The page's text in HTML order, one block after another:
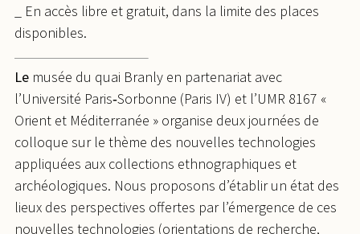
_ En accès libre et gratuit, dans la limite des places
disponibles.
Le musée du quai Branly en partenariat avec
l’Université Paris‐Sorbonne (Paris IV) et l’UMR 8167 «
Orient et Méditerranée » organise deux journées de
colloque sur le thème des nouvelles technologies
appliquées aux collections ethnographiques et
archéologiques. Nous proposons d’établir un état des
lieux des perspectives offertes par l’émergence de ces
nouvelles technologies (orientations de recherche,